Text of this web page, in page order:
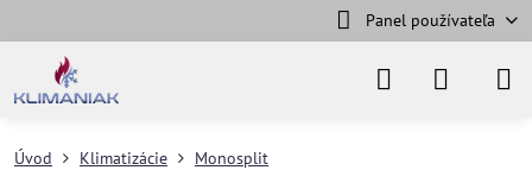
Panel používateľa
Úvod Klimatizácie Monosplit